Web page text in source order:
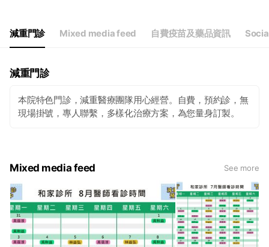
Sat08:30 - 12:00
門診以現場為準，目前尚未開放全部時段。
減重門診 Mixed media feed 自費疫苗及藥品資訊
減重門診
本院特色門診，減重醫療團隊用心經營。自費，預約診，無
現場掛號，專人聯繫，多樣化治療方案，為您量身訂製。
Mixed media feed See more